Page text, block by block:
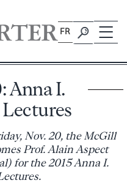
FR
Anna I.
Nov. 20, the McGill
Prof. Alain Aspect
for the 2015 Anna I.